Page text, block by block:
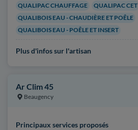
QUALIPAC CHAUFFAGE
QUALIPAC CET
QUALIBOIS EAU - CHAUDIÈRE ET POÊLE
QUALIBOIS EAU - POÊLE ET INSERT
Plus d'infos sur l'artisan
Ar Clim 45
Beaugency
Principaux services proposés